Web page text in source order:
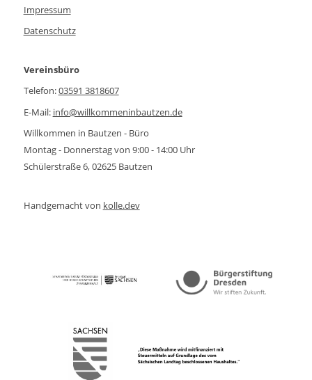
Impressum
Datenschutz
Vereinsbüro
Telefon:03591 3818607
E-Mail: info@willkommeninbautzen.de
Willkommen in Bautzen - Büro
Montag - Donnerstag von 9:00 - 14:00 Uhr
Schülerstraße 6, 02625 Bautzen
Handgemacht von kolle.dev